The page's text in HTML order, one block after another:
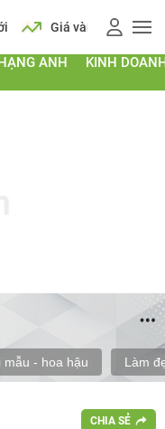
Giá vàng Giá xăng
ANH KINH
mẫu - hoa hậu Làm
CHIA SẺ